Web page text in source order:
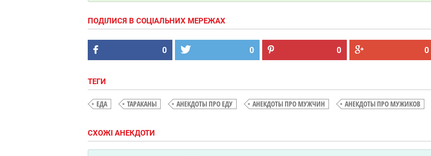
ПОДІЛИСЯ В СОЦІАЛЬНИХ МЕРЕЖАХ
0 0 0 0
ТЕГИ
ЕДА ТАРАКАНЫ АНЕКДОТЫ ПРО ЕДУ АНЕКДОТЫ ПРО МУЖЧИН АНЕКДОТЫ ПРО МУЖИКОВ
СХОЖІ АНЕКДОТИ